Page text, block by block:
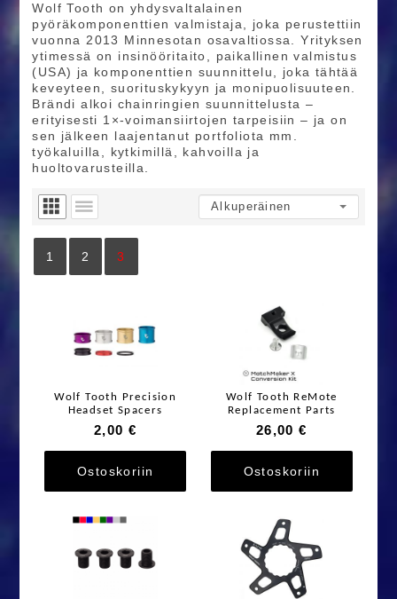
Wolf Tooth on yhdysvaltalainen
pyöräkomponenttien valmistaja, joka perustettiin
vuonna 2013 Minnesotan osavaltiossa. Yrityksen
ytimessä on insinööritaito, paikallinen valmistus
(USA) ja komponenttien suunnittelu, joka tähtää
keveyteen, suorituskykyyn ja monipuolisuuteen.
Brändi alkoi chainringien suunnittelusta –
erityisesti 1×-voimansiirtojen tarpeisiin – ja on
sen jälkeen laajentanut portfoliota mm.
työkaluilla, kytkimillä, kahvoilla ja
huoltovarusteilla.
1 2 3
Wolf Tooth Precision
Headset Spacers
2,00 €
Ostoskoriin
Wolf Tooth ReMote
Replacement Parts
26,00 €
Ostoskoriin